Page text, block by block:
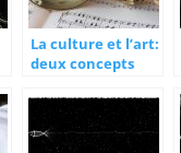
La culture et l’art:
deux concepts